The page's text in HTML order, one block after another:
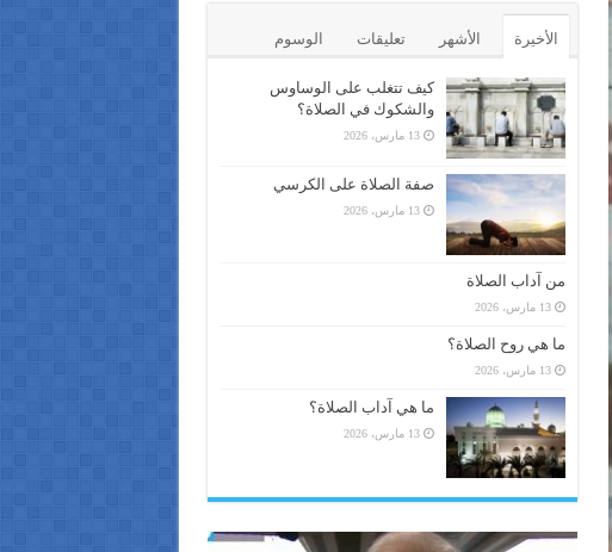
الأخيرة الأشهر تعليقات الوسوم
كيف تتغلب على الوساوس
والشكوك في الصلاة؟
13 مارس، 2026
صفة الصلاة على الكرسي
13 مارس، 2026
من آداب الصلاة
13 مارس، 2026
ما هي روح الصلاة؟
13 مارس، 2026
ما هي آداب الصلاة؟
13 مارس، 2026